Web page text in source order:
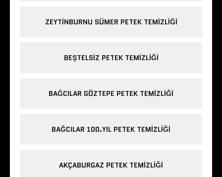
ZEYTINBURNU SÜMER PETEK TEMIZLIĞI
BEŞTELSIZ PETEK TEMIZLIĞI
BAĞCILAR GÖZTEPE PETEK TEMIZLIĞI
BAĞCILAR 100.YIL PETEK TEMIZLIĞI
AKÇABURGAZ PETEK TEMIZLIĞI